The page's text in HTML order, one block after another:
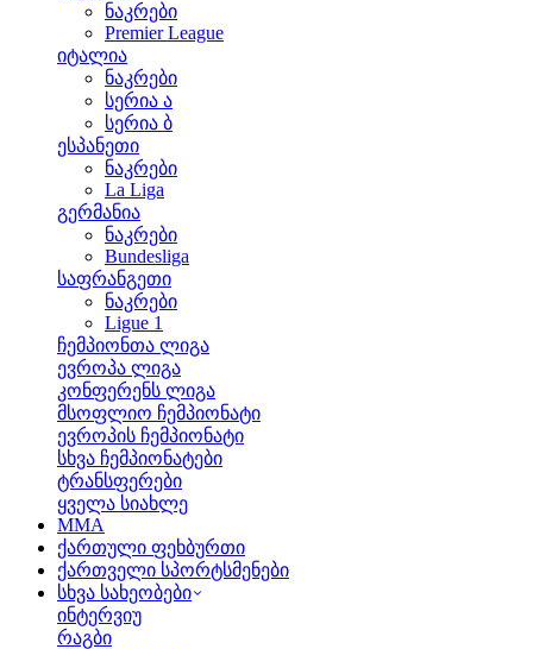
ნაკრები
Premier League
იტალია
ნაკრები
სერია ა
სერია ბ
ესპანეთი
ნაკრები
La Liga
გერმანია
ნაკრები
Bundesliga
საფრანგეთი
ნაკრები
Ligue 1
ჩემპიონთა ლიგა
ევროპა ლიგა
კონფერენს ლიგა
მსოფლიო ჩემპიონატი
ევროპის ჩემპიონატი
სხვა ჩემპიონატები
ტრანსფერები
ყველა სიახლე
MMA
ქართული ფეხბურთი
ქართველი სპორტსმენები
სხვა სახეობები
ინტერვიუ
რაგბი